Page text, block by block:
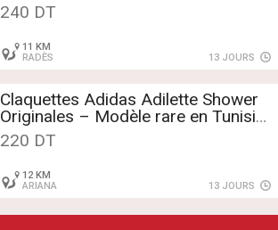
240 DT
11 KM
RADÈS
13 JOURS
Claquettes Adidas Adilette Shower
Originales – Modèle rare en Tunisie
– Neuves
220 DT
12 KM
ARIANA
13 JOURS